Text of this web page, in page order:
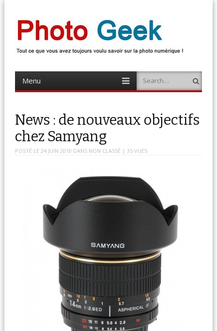
Photo Geek
Menu
content
Search
News : de nouveaux objectifs
chez Samyang
POSTÉ LE 24 JUIN 2010 DANS NON CLASSÉ | 35 VUES